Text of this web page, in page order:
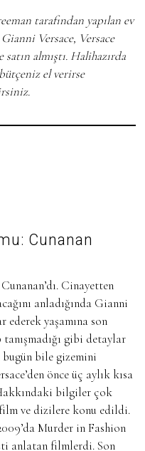
tarafından yapılan ev
Versace, Versace
satın almıştı. Halihazırda
el verirse
Cunanan
Cinayetten
anladığında Gianni
yaşamına son
tanışmadığı gibi detaylar
bile gizemini
önce üç aylık kısa
bilgiler çok
ve dizilere konu edildi.
Murder in Fashion
anlatan filmlerdi. Son